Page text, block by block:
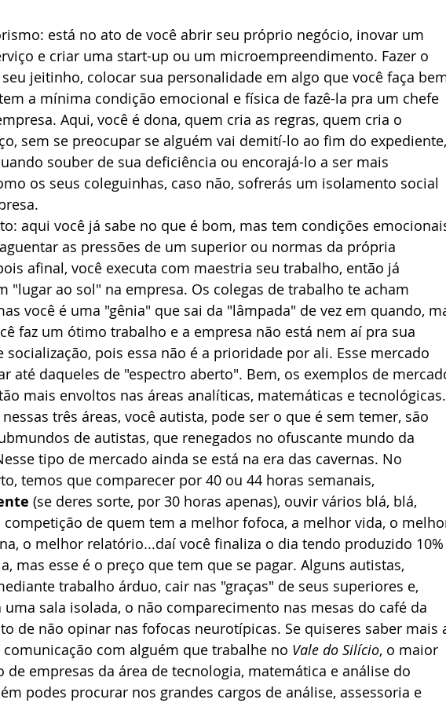
está no ato de você abrir seu próprio negócio, inovar um
e criar uma start-up ou um microempreendimento. Fazer o
jeitinho, colocar sua personalidade em algo que você faça
a mínima condição emocional e física de fazê-la pra um chefe
Aqui, você é dona, quem cria as regras, quem cria o
sem se preocupar se alguém vai demití-lo ao fim do expediente,
souber de sua deficiência ou encorajá-lo a ser mais
os seus coleguinhas, caso não, sofrerás um isolamento social
aqui você já sabe no que é bom, mas tem condições
as pressões de um superior ou normas da própria
afinal, você executa com maestria seu trabalho, então já
"lugar ao sol" na empresa. Os colegas de trabalho te acham
você é uma "gênia" que sai da "lâmpada" de vez em quando,
faz um ótimo trabalho e a empresa não está nem aí pra sua
socialização, pois essa não é a prioridade por ali. Esse mercado
até daqueles de "espectro aberto". Bem, os exemplos de
mais envoltos nas áreas analíticas, matemáticas e tecnológicas.
três áreas, você autista, pode ser o que é sem temer, são
de autistas, que renegados no ofuscante mundo da
tipo de mercado ainda se está na era das cavernas. No
temos que comparecer por 40 ou 44 horas semanais,
(se deres sorte, por 30 horas apenas), ouvir vários blá, blá,
competição de quem tem a melhor fofoca, a melhor vida, o
o melhor relatório...daí você finaliza o dia tendo produzido 10%
mas esse é o preço que tem que se pagar. Alguns autistas,
trabalho árduo, cair nas "graças" de seus superiores e,
sala isolada, o não comparecimento nas mesas do café da
de não opinar nas fofocas neurotípicas. Se quiseres saber mais
com alguém que trabalhe no Vale do Silício, o maior
de empresas da área de tecnologia, matemática e análise do
podes procurar nos grandes cargos de análise, assessoria e